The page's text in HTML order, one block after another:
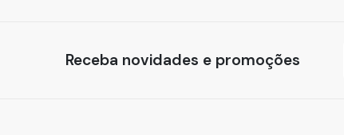
Receba novidades e promoções